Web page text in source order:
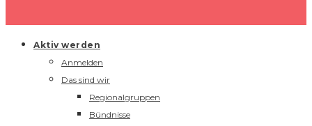
Aktiv werden
Anmelden
Das sind wir
Regionalgruppen
Bündnisse